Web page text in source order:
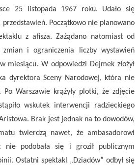
25 listopada 1967 roku. Udało się
przedstawień. Początkowo nie planowano
z afisza. Zażądano natomiast od
zmian i ograniczenia liczby wystawień
miesiącu. W odpowiedzi Dejmek złożył
dyrektora Sceny Narodowej, która nie
Po Warszawie krążyły plotki, że zdjęcie
wskutek interwencji radzieckiego
Brak jest jednak na to dowodów,
twierdzą nawet, że ambasadorowi
nie podobała się i groził publicznym
Ostatni spektakl „Dziadów” odbył się